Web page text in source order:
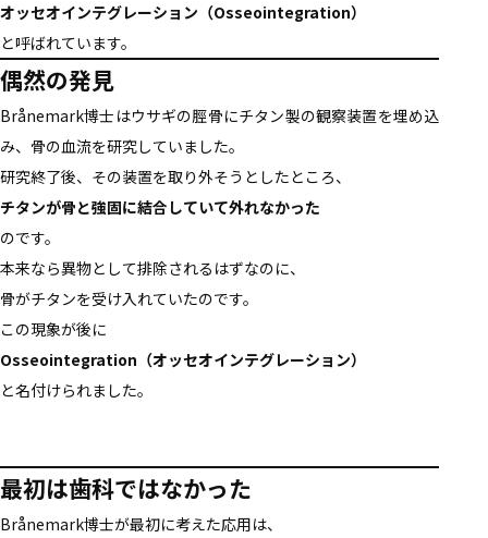
オッセオインテグレーション（Osseointegration）
と呼ばれています。
偶然の発見
Brånemark博士はウサギの脛骨にチタン製の観察装置を埋め込
み、骨の血流を研究していました。
研究終了後、その装置を取り外そうとしたところ、
チタンが骨と強固に結合していて外れなかった
のです。
本来なら異物として排除されるはずなのに、
骨がチタンを受け入れていたのです。
この現象が後に
Osseointegration（オッセオインテグレーション）
と名付けられました。
最初は歯科ではなかった
Brånemark博士が最初に考えた応用は、